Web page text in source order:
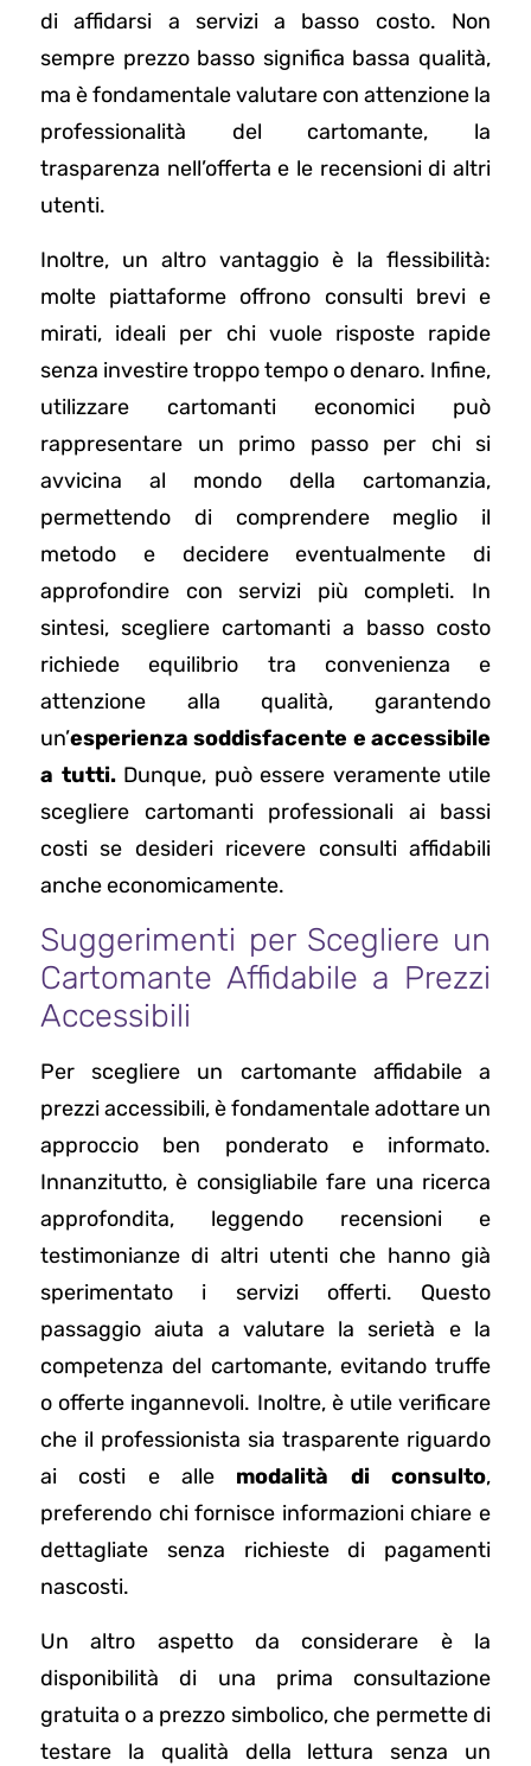
di affidarsi a servizi a basso costo. Non
sempre prezzo basso significa bassa qualità,
ma è fondamentale valutare con attenzione la
professionalità del cartomante, la
trasparenza nell’offerta e le recensioni di altri
utenti.
Inoltre, un altro vantaggio è la flessibilità:
molte piattaforme offrono consulti brevi e
mirati, ideali per chi vuole risposte rapide
senza investire troppo tempo o denaro. Infine,
utilizzare cartomanti economici può
rappresentare un primo passo per chi si
avvicina al mondo della cartomanzia,
permettendo di comprendere meglio il
metodo e decidere eventualmente di
approfondire con servizi più completi. In
sintesi, scegliere cartomanti a basso costo
richiede equilibrio tra convenienza e
attenzione alla qualità, garantendo
un’esperienza soddisfacente e accessibile
a tutti. Dunque, può essere veramente utile
scegliere cartomanti professionali ai bassi
costi se desideri ricevere consulti affidabili
anche economicamente.
Suggerimenti per Scegliere un
Cartomante Affidabile a Prezzi
Accessibili
Per scegliere un cartomante affidabile a
prezzi accessibili, è fondamentale adottare un
approccio ben ponderato e informato.
Innanzitutto, è consigliabile fare una ricerca
approfondita, leggendo recensioni e
testimonianze di altri utenti che hanno già
sperimentato i servizi offerti. Questo
passaggio aiuta a valutare la serietà e la
competenza del cartomante, evitando truffe
o offerte ingannevoli. Inoltre, è utile verificare
che il professionista sia trasparente riguardo
ai costi e alle modalità di consulto,
preferendo chi fornisce informazioni chiare e
dettagliate senza richieste di pagamenti
nascosti.
Un altro aspetto da considerare è la
disponibilità di una prima consultazione
gratuita o a prezzo simbolico, che permette di
testare la qualità della lettura senza un